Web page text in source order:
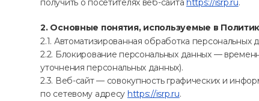
получить о посетителях веб-сайта https://isrp.ru.
2. Основные понятия, используемые в
2.1. Автоматизированная обработка
2.2. Блокирование персональных данных —
уточнения персональных данных).
2.3. Веб-сайт — совокупность графических и
по сетевому адресу https://isrp.ru.